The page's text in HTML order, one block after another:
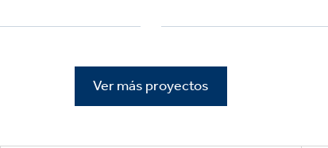
Ver más proyectos